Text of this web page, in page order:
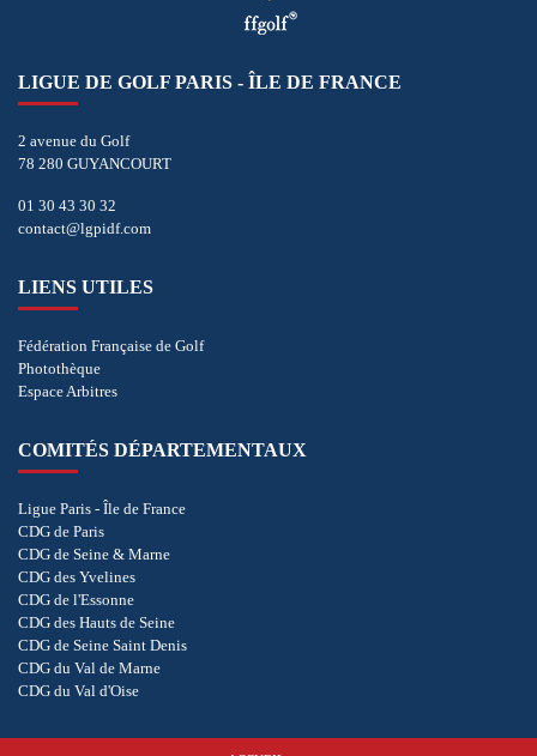
LIGUE DE GOLF PARIS - ÎLE DE FRANCE
2 avenue du Golf
78 280 GUYANCOURT
01 30 43 30 32
contact@lgpidf.com
LIENS UTILES
Fédération Française de Golf
Photothèque
Espace Arbitres
COMITÉS DÉPARTEMENTAUX
Ligue Paris - Île de France
CDG de Paris
CDG de Seine & Marne
CDG des Yvelines
CDG de l'Essonne
CDG des Hauts de Seine
CDG de Seine Saint Denis
CDG du Val de Marne
CDG du Val d'Oise